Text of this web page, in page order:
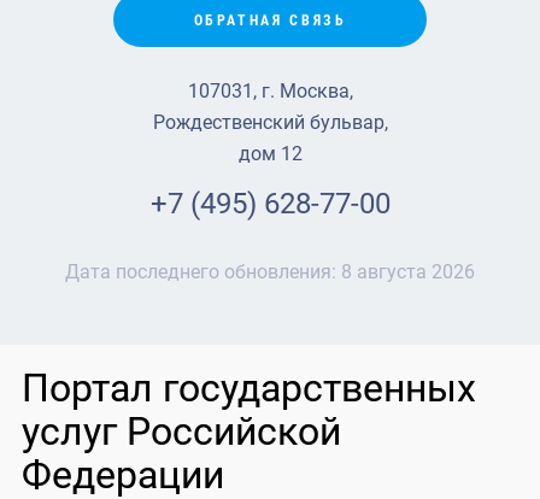
ОБРАТНАЯ СВЯЗЬ
107031, г. Москва,
Рождественский бульвар,
дом 12
+7 (495) 628-77-00
Дата последнего обновления: 8 августа 2026
Портал государственных
услуг Российской
Федерации